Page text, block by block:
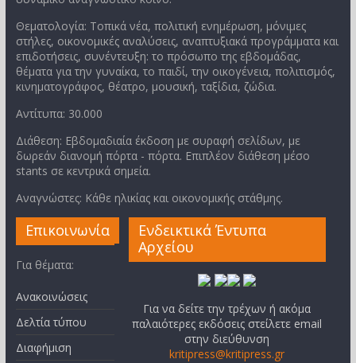
Θεματολογία: Τοπικά νέα, πολιτική ενημέρωση, μόνιμες
στήλες, οικονομικές αναλύσεις, αναπτυξιακά προγράμματα και
επιδοτήσεις, συνέντευξη: το πρόσωπο της εβδομάδας,
θέματα για την γυναίκα, το παιδί, την οικογένεια, πολιτισμός,
κινηματογράφος, θέατρο, μουσική, ταξίδια, ζώδια.
Αντίτυπα: 30.000
Διάθεση: Εβδομαδιαία έκδοση με συραφή σελίδων, με
δωρεάν διανομή πόρτα - πόρτα. Επιπλέον διάθεση μέσο
stants σε κεντρικά σημεία.
Αναγνώστες: Κάθε ηλικίας και οικονομικής στάθμης.
Επικοινωνία
Για θέματα:
Ανακοινώσεις
Δελτία τύπου
Διαφήμιση
Ενδεικτικά Έντυπα
Αρχείου
Για να δείτε την τρέχων ή ακόμα
παλαιότερες εκδόσεις στείλετε email
στην διεύθυνση
kritipress@kritipress.gr